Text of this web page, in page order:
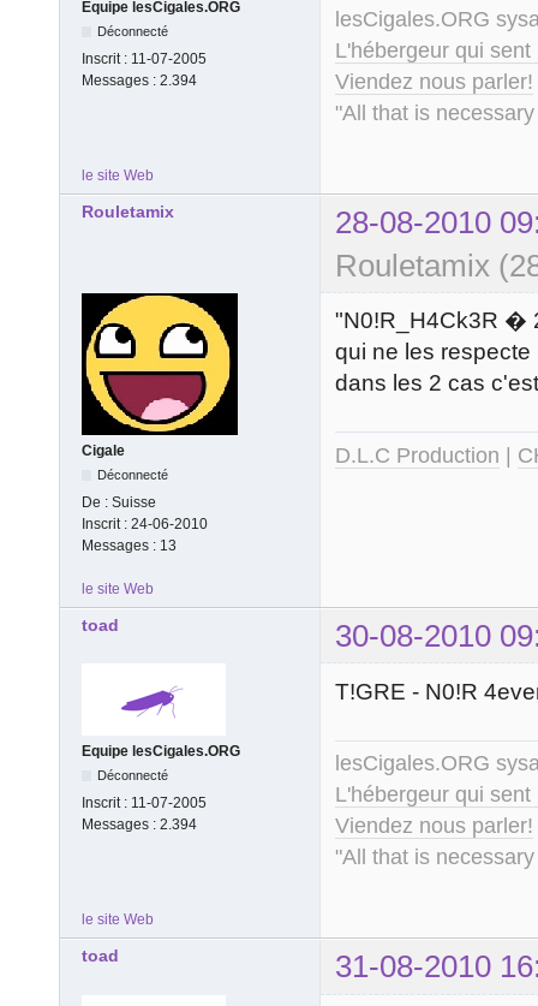
Equipe lesCigales.ORG
Déconnecté
Inscrit : 11-07-2005
Messages : 2.394
lesCigales.ORG
L'hébergeur qui
Viendez nous parler!
"All that is
le site Web
Rouletamix
28-08-2010
Rouletamix
Cigale
Déconnecté
De : Suisse
Inscrit : 24-06-2010
Messages : 13
"N0!R_H4Ck3R �
qui ne les
dans les 2 cas
D.L.C Production |
le site Web
toad 30-08-2010
Equipe lesCigales.ORG
Déconnecté
Inscrit : 11-07-2005
Messages : 2.394
T!GRE - N0!R
lesCigales.ORG
L'hébergeur qui
Viendez nous parler!
"All that is
le site Web
toad 31-08-2010